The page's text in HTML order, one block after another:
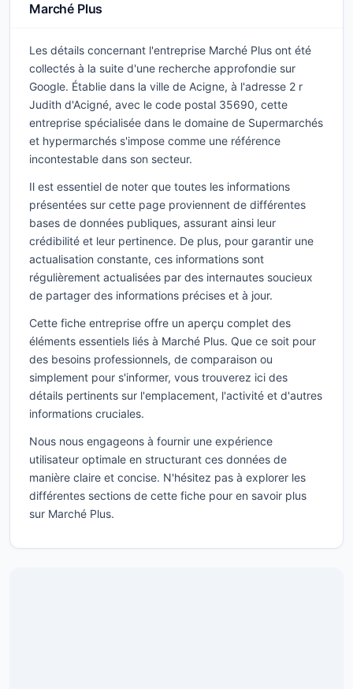
Marché Plus
Les détails concernant l'entreprise Marché Plus ont été
collectés à la suite d'une recherche approfondie sur
Google. Établie dans la ville de Acigne, à l'adresse 2 r
Judith d'Acigné, avec le code postal 35690, cette
entreprise spécialisée dans le domaine de Supermarchés
et hypermarchés s'impose comme une référence
incontestable dans son secteur.
Il est essentiel de noter que toutes les informations
présentées sur cette page proviennent de différentes
bases de données publiques, assurant ainsi leur
crédibilité et leur pertinence. De plus, pour garantir une
actualisation constante, ces informations sont
régulièrement actualisées par des internautes soucieux
de partager des informations précises et à jour.
Cette fiche entreprise offre un aperçu complet des
éléments essentiels liés à Marché Plus. Que ce soit pour
des besoins professionnels, de comparaison ou
simplement pour s'informer, vous trouverez ici des
détails pertinents sur l'emplacement, l'activité et d'autres
informations cruciales.
Nous nous engageons à fournir une expérience
utilisateur optimale en structurant ces données de
manière claire et concise. N'hésitez pas à explorer les
différentes sections de cette fiche pour en savoir plus
sur Marché Plus.